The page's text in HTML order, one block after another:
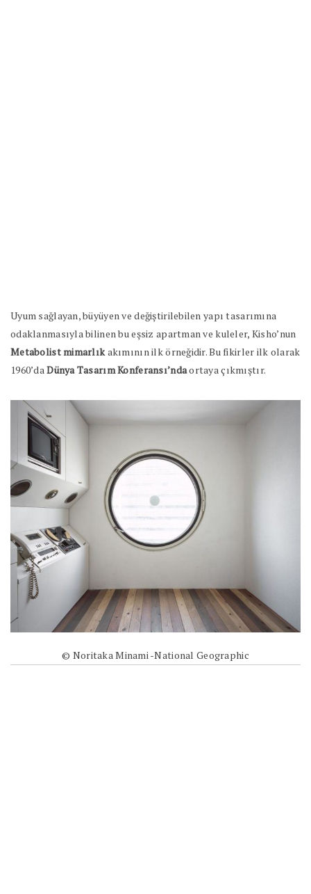
Uyum sağlayan, büyüyen ve değiştirilebilen yapı tasarımına
odaklanmasıyla bilinen bu eşsiz apartman ve kuleler, Kisho’nun
Metabolist mimarlıkakımının ilk örneğidir. Bu fikirler ilk olarak
1960’daDünya Tasarım Konferansı’ndaortaya çıkmıştır.
© Noritaka Minami -National Geographic